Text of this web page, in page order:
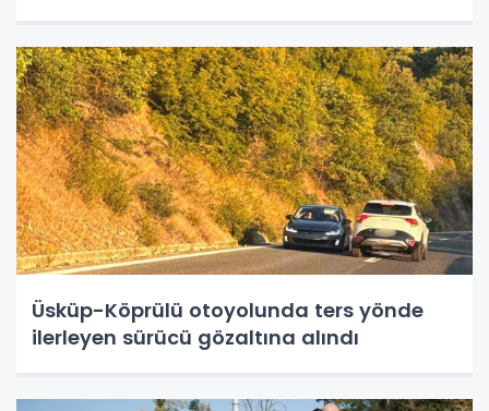
Üsküp-Köprülü otoyolunda ters yönde
ilerleyen sürücü gözaltına alındı